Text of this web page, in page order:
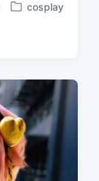
发
cosplay